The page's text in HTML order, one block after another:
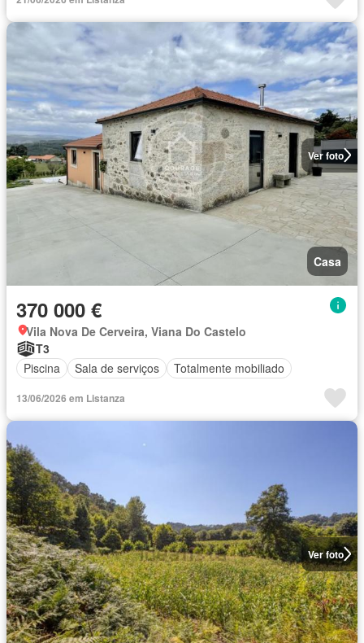
Ver foto
Casa
370 000 €
Vila Nova De Cerveira, Viana Do Castelo
T3
Piscina
Sala de serviços Totalmente mobiliado
13/06/2026 em Listanza
Ver foto